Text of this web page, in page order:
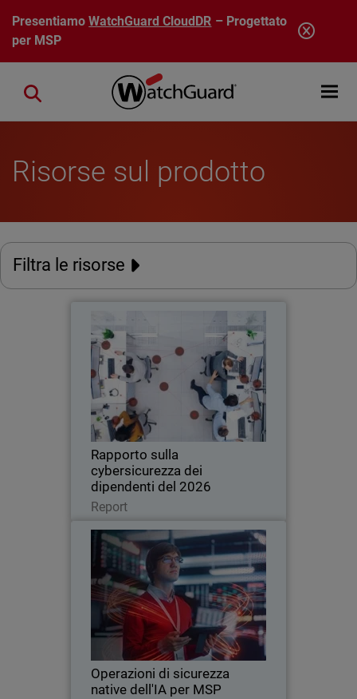
Salta al contenuto principale
PresentiamoWatchGuard CloudDR – Progettato
per MSP
Open
Close search
Risorse sul prodotto
Filtra le risorse
Rapporto sulla
cybersicurezza dei
dipendenti del 2026
Report
Rapporto sulla cybersicurezza
dei dipendenti del 2026
Una nuova ricerca globale rivela come
l'uso non autorizzato dell'intelligenza
artificiale e una scarsa igiene
informatica stiano aumentando i rischi
per le aziende di tutte le dimensioni.
Leggi ora
Thumbnail
Operazioni di sicurezza
native dell'IA per MSP
Operazioni di sicurezza native
dell'IA per MSP
Body
L'intelligenza artificiale sta
trasformando la sicurezza informatica
alla velocità della macchina, mettendo
in luce i limiti delle tradizionali
operazioni di sicurezza gestite
dall'uomo. Questo eBook…